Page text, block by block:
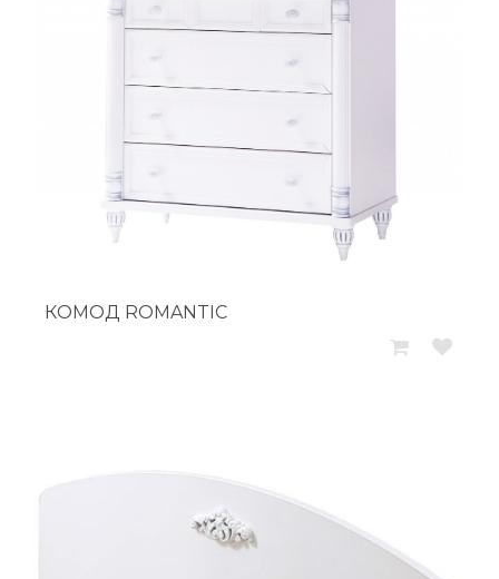
КОМОД ROMANTIC